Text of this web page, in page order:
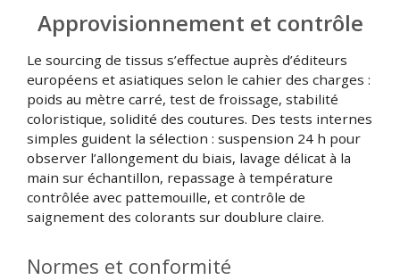
Approvisionnement et contrôle
Le sourcing de tissus s’effectue auprès d’éditeurs
européens et asiatiques selon le cahier des charges :
poids au mètre carré, test de froissage, stabilité
coloristique, solidité des coutures. Des tests internes
simples guident la sélection : suspension 24 h pour
observer l’allongement du biais, lavage délicat à la
main sur échantillon, repassage à température
contrôlée avec pattemouille, et contrôle de
saignement des colorants sur doublure claire.
Normes et conformité